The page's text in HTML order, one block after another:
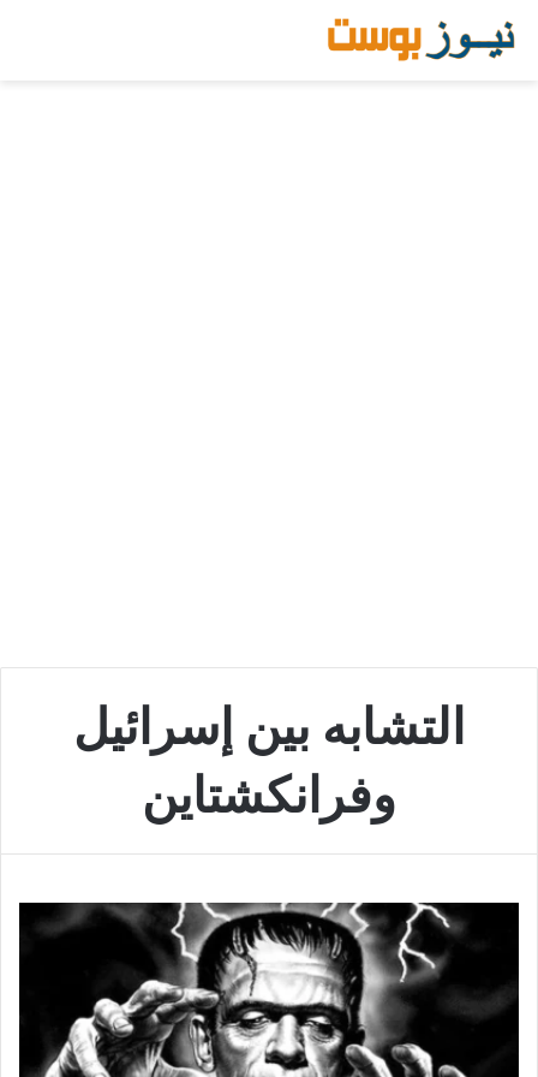
التشابه بين إسرائيل
وفرانكشتاين